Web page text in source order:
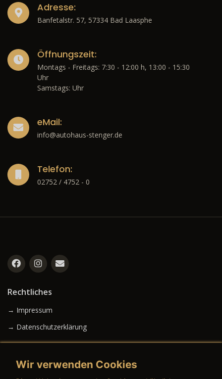
Adresse:
Banfetalstr. 57, 57334 Bad Laasphe
Öffnungszeit:
Montags - Freitags: 7:30 - 12:00 h, 13:00 - 15:30
Uhr
Samstags: Uhr
eMail:
info@autohaus-stenger.de
Telefon:
02752 / 4752 - 0
Rechtliches
→ Impressum
→ Datenschutzerklärung
Wir verwenden Cookies